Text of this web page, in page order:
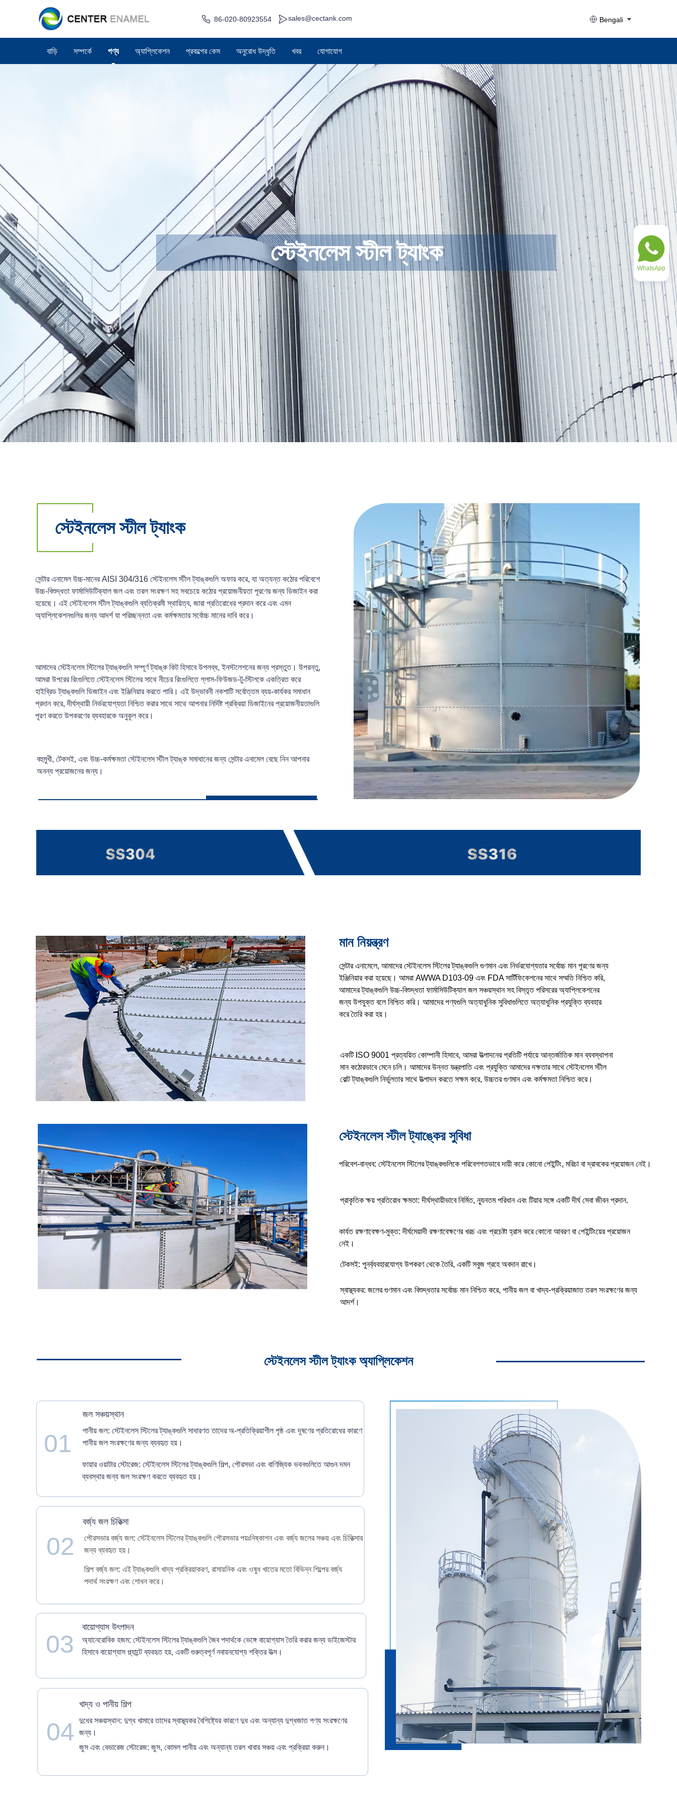
86-020-80923554 sales@cectank.com Bengali
বাড়ি সম্পর্কে পণ্য অ্যাপ্লিকেশন প্রকল্পের কেস অনুরোধ উদ্ধৃতি খবর যোগাযোগ
স্টেইনলেস স্টীল ট্যাংক
স্টেইনলেস স্টীল ট্যাংক
সেন্টার এনামেল উচ্চ-মানের AISI 304/316 স্টেইনলেস স্টীল ট্যাঙ্কগুলি অফার করে, যা অত্যন্ত কঠোর পরিবেশে
উচ্চ-বিশুদ্ধতা ফার্মাসিউটিক্যাল জল এবং তরল সংরক্ষণ সহ সবচেয়ে কঠোর প্রয়োজনীয়তা পূরণের জন্য ডিজাইন করা
হয়েছে। এই স্টেইনলেস স্টীল ট্যাঙ্কগুলি ব্যতিক্রমী স্থায়িত্ব, জারা প্রতিরোধের প্রদান করে এবং এমন
অ্যাপ্লিকেশনগুলির জন্য আদর্শ যা পরিচ্ছন্নতা এবং কর্মক্ষমতার সর্বোচ্চ মানের দাবি করে।
আমাদের স্টেইনলেস স্টিলের ট্যাঙ্কগুলি সম্পূর্ণ ট্যাঙ্ক কিট হিসাবে উপলব্ধ, ইনস্টলেশনের জন্য প্রস্তুত। উপরন্তু,
আমরা উপরের রিংগুলিতে স্টেইনলেস স্টিলের সাথে নীচের রিংগুলিতে গ্লাস-ফিউজড-টু-স্টিলকে একত্রিত করে
হাইব্রিড ট্যাঙ্কগুলি ডিজাইন এবং ইঞ্জিনিয়ার করতে পারি। এই উদ্ভাবনী নকশাটি সর্বোত্তম ব্যয়-কার্যকর সমাধান
প্রদান করে, দীর্ঘস্থায়ী নির্ভরযোগ্যতা নিশ্চিত করার সাথে সাথে আপনার নির্দিষ্ট প্রক্রিয়া ডিজাইনের প্রয়োজনীয়তাগুলি
পূরণ করতে উপকরণের ব্যবহারকে অনুকূল করে।
বহুমুখী, টেকসই, এবং উচ্চ-কর্মক্ষমতা স্টেইনলেস স্টীল ট্যাঙ্ক সমাধানের জন্য সেন্টার এনামেল বেছে নিন আপনার
অনন্য প্রয়োজনের জন্য।
মান নিয়ন্ত্রণ
সেন্টার এনামেলে, আমাদের স্টেইনলেস স্টিলের ট্যাঙ্কগুলি গুণমান এবং নির্ভরযোগ্যতার সর্বোচ্চ মান পূরণের জন্য
ইঞ্জিনিয়ার করা হয়েছে। আমরা AWWA D103-09 এবং FDA সার্টিফিকেশনের সাথে সম্মতি নিশ্চিত করি,
আমাদের ট্যাঙ্কগুলি উচ্চ-বিশুদ্ধতা ফার্মাসিউটিক্যাল জল সঞ্চয়স্থান সহ বিস্তৃত পরিসরের অ্যাপ্লিকেশনের
জন্য উপযুক্ত বলে নিশ্চিত করি। আমাদের পণ্যগুলি অত্যাধুনিক সুবিধাগুলিতে অত্যাধুনিক প্রযুক্তি ব্যবহার
করে তৈরি করা হয়।
স্টেইনলেস স্টীল ট্যাঙ্কের সুবিধা
পরিবেশ-বান্ধব: স্টেইনলেস স্টিলের ট্যাঙ্কগুলিকে পরিবেশগতভাবে দায়ী করে কোনো পেইন্টিং, মরিচা বা দ্রাবকের প্রয়োজন নেই।
একটি ISO 9001 প্রত্যয়িত কোম্পানী হিসাবে, আমরা উত্পাদনের প্রতিটি পর্যায়ে আন্তর্জাতিক মান ব্যবস্থাপনা
মান কঠোরভাবে মেনে চলি। আমাদের উন্নত যন্ত্রপাতি এবং প্রযুক্তি আমাদের দক্ষতার সাথে স্টেইনলেস স্টীল
বোল্ট ট্যাঙ্কগুলি নির্ভুলতার সাথে উত্পাদন করতে সক্ষম করে, উচ্চতর গুণমান এবং কর্মক্ষমতা নিশ্চিত করে।
স্বাস্থ্যকর: জলের গুণমান এবং বিশুদ্ধতার সর্বোচ্চ মান নিশ্চিত করে, পানীয় জল বা খাদ্য-প্রক্রিয়াজাত তরল সংরক্ষণের জন্য
আদর্শ।
প্রাকৃতিক ক্ষয় প্রতিরোধ ক্ষমতা: দীর্ঘস্থায়ীভাবে নির্মিত, ন্যূনতম পরিধান এবং টিয়ার সঙ্গে একটি দীর্ঘ সেবা জীবন প্রদান.
কার্যত রক্ষণাবেক্ষণ-মুক্ত: দীর্ঘমেয়াদী রক্ষণাবেক্ষণের খরচ এবং প্রচেষ্টা হ্রাস করে কোনো আবরণ বা পেইন্টিংয়ের প্রয়োজন
নেই।
টেকসই: পুনর্ব্যবহারযোগ্য উপকরণ থেকে তৈরি, একটি সবুজ গ্রহে অবদান রাখে।
স্টেইনলেস স্টীল ট্যাংক অ্যাপ্লিকেশন
01
পানীয় জল: স্টেইনলেস স্টিলের ট্যাঙ্কগুলি সাধারণত তাদের অ-প্রতিক্রিয়াশীল পৃষ্ঠ এবং দূষণের প্রতিরোধের কারণে
পানীয় জল সংরক্ষণের জন্য ব্যবহৃত হয়।
ফায়ার ওয়াটার স্টোরেজ: স্টেইনলেস স্টিলের ট্যাঙ্কগুলি শিল্প, পৌরসভা এবং বাণিজ্যিক ভবনগুলিতে আগুন দমন
ব্যবস্থার জন্য জল সংরক্ষণ করতে ব্যবহৃত হয়।
02
বর্জ্য জল চিকিত্সা
পৌরসভার বর্জ্য জল: স্টেইনলেস স্টিলের ট্যাঙ্কগুলি পৌরসভার পয়ঃনিষ্কাশন এবং বর্জ্য জলের সঞ্চয় এবং চিকিত্সার
জন্য ব্যবহৃত হয়।
শিল্প বর্জ্য জল: এই ট্যাঙ্কগুলি খাদ্য প্রক্রিয়াকরণ, রাসায়নিক এবং ওষুধ খাতের মতো বিভিন্ন শিল্পের বর্জ্য
পদার্থ সংরক্ষণ এবং শোধন করে।
03
বায়োগ্যাস উৎপাদন
অ্যানেরোবিক হজম: স্টেইনলেস স্টিলের ট্যাঙ্কগুলি জৈব পদার্থকে ভেঙ্গে বায়োগ্যাস তৈরি করার জন্য ডাইজেস্টার
হিসাবে বায়োগ্যাস প্ল্যান্টে ব্যবহৃত হয়, একটি গুরুত্বপূর্ণ নবায়নযোগ্য শক্তির উত্স।
04
খাদ্য ও পানীয় শিল্প
দুধের সঞ্চয়স্থান: দুগ্ধ খামারে তাদের স্বাস্থ্যকর বৈশিষ্ট্যের কারণে দুধ এবং অন্যান্য দুগ্ধজাত পণ্য সংরক্ষণের
জন্য।
জুস এবং বেভারেজ স্টোরেজ: জুস, কোমল পানীয় এবং অন্যান্য তরল খাবার সঞ্চয় এবং প্রক্রিয়া করুন।
জল সঞ্চয়স্থান
WhatsApp